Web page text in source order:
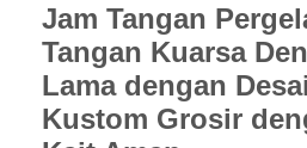
Jam Tangan
Tangan Kuarsa
Lama dengan
Kustom Grosir